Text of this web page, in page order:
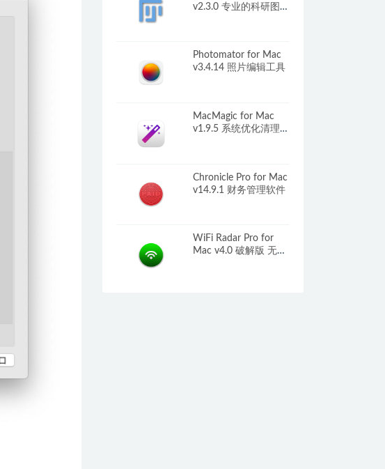
v2.3.0 专业的科研图像
Photomator for Mac
v3.4.14 照片编辑工具
MacMagic for Mac
v1.9.5 系统优化清理工
Chronicle Pro for Mac
v14.9.1 财务管理软件
WiFi Radar Pro for
Mac v4.0 破解版 无线